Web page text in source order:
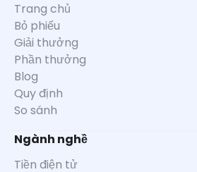
Trang chủ
Bỏ phiếu
Giải thưởng
Phần thưởng
Blog
Quy định
So sánh
Ngành nghề
Tiền điện tử